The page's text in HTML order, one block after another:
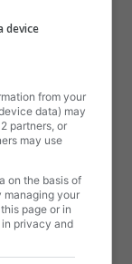
device
from your
data) may
partners, or
may use
on the basis of
managing your
page or in
privacy and